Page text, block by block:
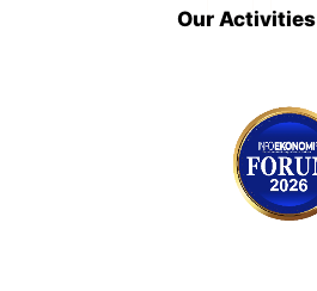
Our Activities